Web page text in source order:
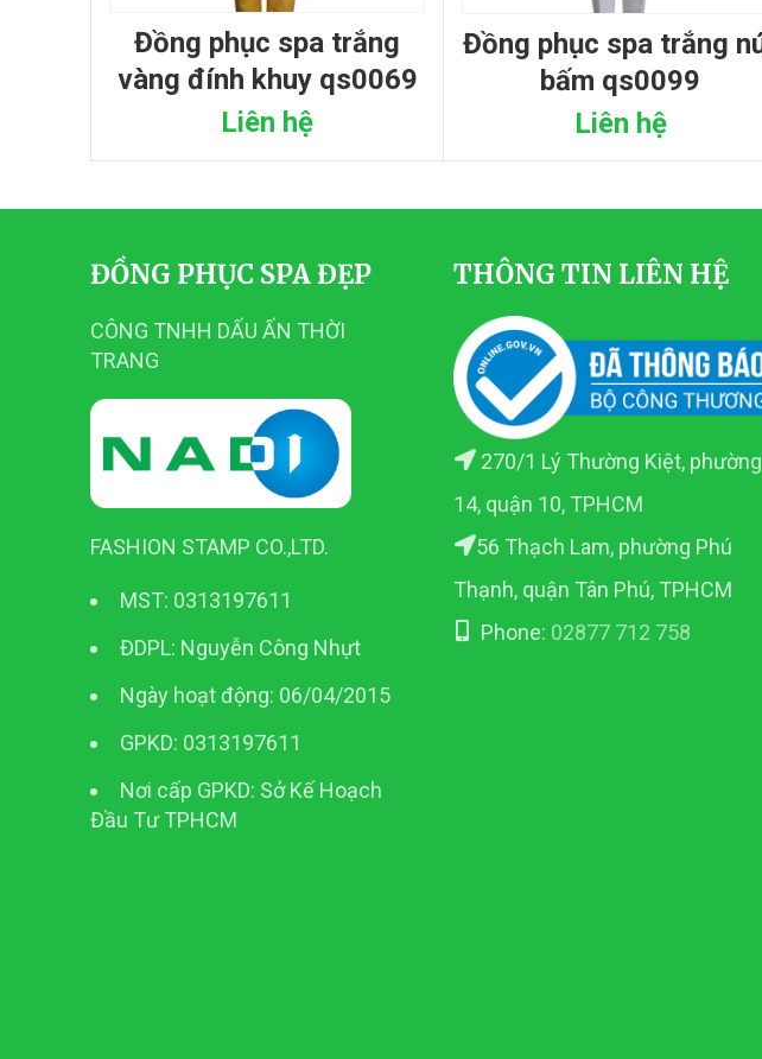
đồng phục spa trắng
vàng đính khuy qs0069
Liên hệ
đồng phục spa trắng nút
bấm qs0099
Liên hệ
ĐỒNG PHỤC SPA ĐẸP
CÔNG TNHH DẤU ẤN THỜI
TRANG
FASHION STAMP CO.,LTD.
MST: 0313197611
ĐDPL: Nguyễn Công Nhựt
Ngày hoạt động: 06/04/2015
GPKD: 0313197611
Nơi cấp GPKD: Sở Kế Hoạch
Đầu Tư TPHCM
THÔNG TIN LIÊN HỆ
270/1 Lý Thường Kiệt, phường
14, quận 10, TPHCM
56 Thạch Lam, phường Phú
Thạnh, quận Tân Phú, TPHCM
Phone: 02877 712 758